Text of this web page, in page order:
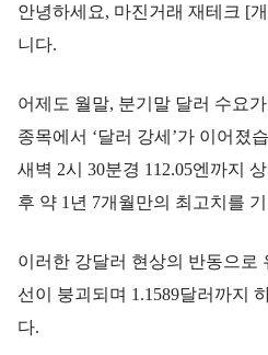
안녕하세요, 마진거래 재테크 [
니다.
어제도 월말, 분기말 달러 수요
종목에서 ‘달러 강세’가 이어졌
새벽 2시 30분경 112.05엔까지
후 약 1년 7개월만의 최고치를
이러한 강달러 현상의 반동으로
선이 붕괴되며 1.1589달러까지
다.